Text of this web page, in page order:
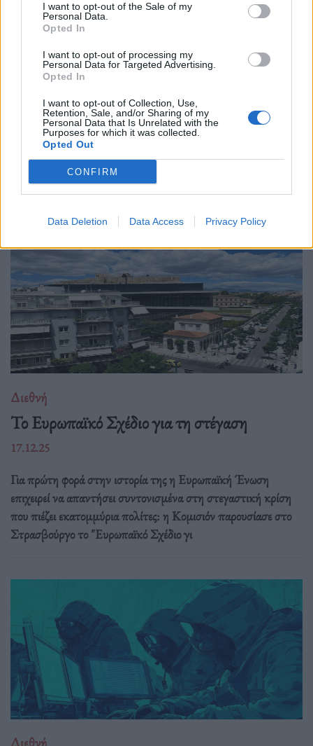
I want to opt-out of the Sale of my
Personal Data.
Opted In
I want to opt-out of processing my
Personal Data for Targeted Advertising.
Opted In
I want to opt-out of Collection, Use,
Retention, Sale, and/or Sharing of my
Personal Data that Is Unrelated with the
Purposes for which it was collected.
Opted Out
CONFIRM
Data Deletion Data Access Privacy Policy
Διεθνή
Το “Ευρωβαρόμετρο” επιβεβαιώνει την
αβεβαιότητα των πολιτών της Ευρώπης
04.02.26
Το νέο "Ευρωβαρόμετρο" καταγράφει με ψυχρή ακρίβεια αυτή
την αντίφαση. Oι πολίτες που ανησυχούν βαθιά για πολέμους,
ακρίβεια και αποσταθεροποίηση, αλλά ταυτόχρονα ζητούν μια
πιο δυνατή, πιο παρούσα Ευ
Διεθνή
Το Ευρωπαϊκό Σχέδιο για τη στέγαση
17.12.25
Για πρώτη φορά στην ιστορία της η Ευρωπαϊκή Ένωση
επιχειρεί να απαντήσει συντονισμένα στη στεγαστική κρίση
που πιέζει εκατομμύρια πολίτες: η Κομισιόν παρουσίασε στο
Στρασβούργο το "Ευρωπαϊκό Σχέδιο γι